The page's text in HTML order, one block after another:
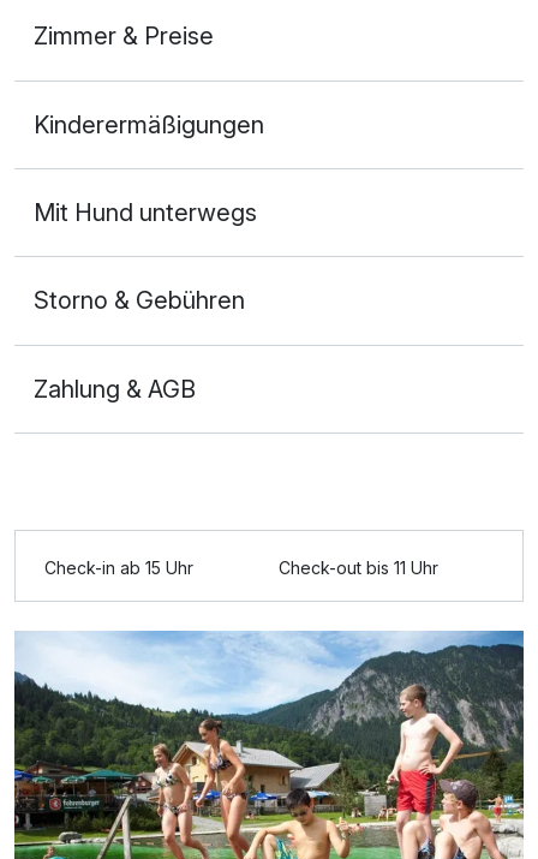
Zimmer & Preise
2 Erwachsene und 2 Kinder
Kinderermäßigungen
Mit Hund unterwegs
Storno & Gebühren
Zahlung & AGB
Check-in ab 15 Uhr Check-out bis 11 Uhr